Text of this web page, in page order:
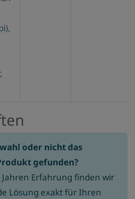
oder nicht das
gefunden?
Erfahrung finden wir
Lösung exakt für Ihren